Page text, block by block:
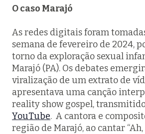
O caso Marajó
As redes digitais foram
semana de fevereiro de 2024,
torno da exploração sexual
Marajó (PA). Os debates
viralização de um extrato de
apresentava uma canção
reality show gospel,
YouTube. A cantora e
região de Marajó, ao cantar